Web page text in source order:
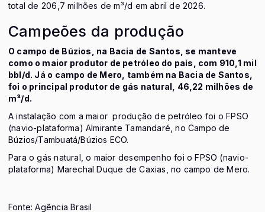
total de 206,7 milhões de m³/d em abril de 2026.
Campeões da produção
O campo de Búzios, na Bacia de Santos, se manteve
como o maior produtor de petróleo do país, com 910,1 mil
bbl/d. Já o campo de Mero, também na Bacia de Santos,
foi o principal produtor de gás natural, 46,22 milhões de
m³/d.
A instalação com a maior produção de petróleo foi o FPSO
(navio-plataforma) Almirante Tamandaré, no Campo de
Búzios/Tambuatá/Búzios ECO.
Para o gás natural, o maior desempenho foi o FPSO (navio-
plataforma) Marechal Duque de Caxias, no campo de Mero.
Fonte: Agência Brasil